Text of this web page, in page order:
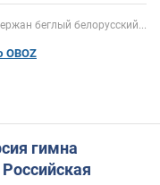
беглый белорусский...
OBOZ
гимна